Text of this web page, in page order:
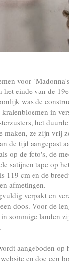
voor
het einde van de
was de
kralenbloemen in
het
maken, ze zijn vrij
de tijd aangepast
op de foto's, de
satijnen tape op
119 cm en de
afmetingen.
verpakt en
doos. Voor de
sommige landen
aangeboden op
en doe een